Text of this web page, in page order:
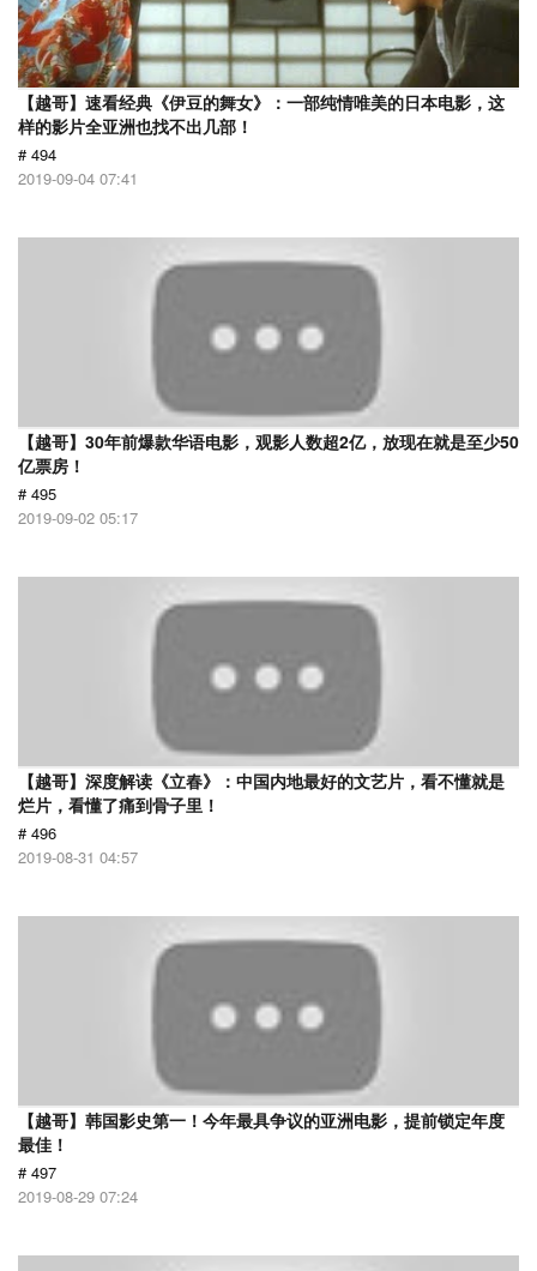
【越哥】速看经典《伊豆的舞女》：一部纯情唯美的日本电影，这
样的影片全亚洲也找不出几部！
# 494
2019-09-04 07:41
【越哥】30年前爆款华语电影，观影人数超2亿，放现在就是至少50
亿票房！
# 495
2019-09-02 05:17
【越哥】深度解读《立春》：中国内地最好的文艺片，看不懂就是
烂片，看懂了痛到骨子里！
# 496
2019-08-31 04:57
【越哥】韩国影史第一！今年最具争议的亚洲电影，提前锁定年度
最佳！
# 497
2019-08-29 07:24